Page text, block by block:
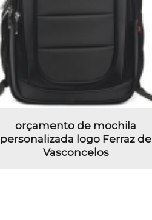
orçamento de mochila
personalizada logo Ferraz de
Vasconcelos